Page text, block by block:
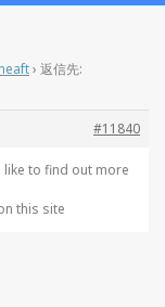
› 返信先:
#11840
like to find out more
this site